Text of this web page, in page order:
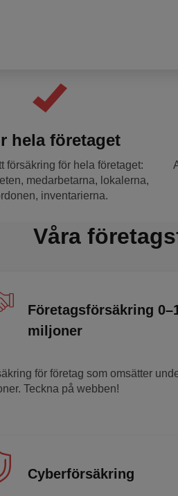
hela företaget
försäkring för hela företaget:
medarbetarna, lokalerna,
inventarierna.
Våra
Företagsförsäkring
miljoner
för företag som omsätter
Teckna på webben!
Cyberförsäkring